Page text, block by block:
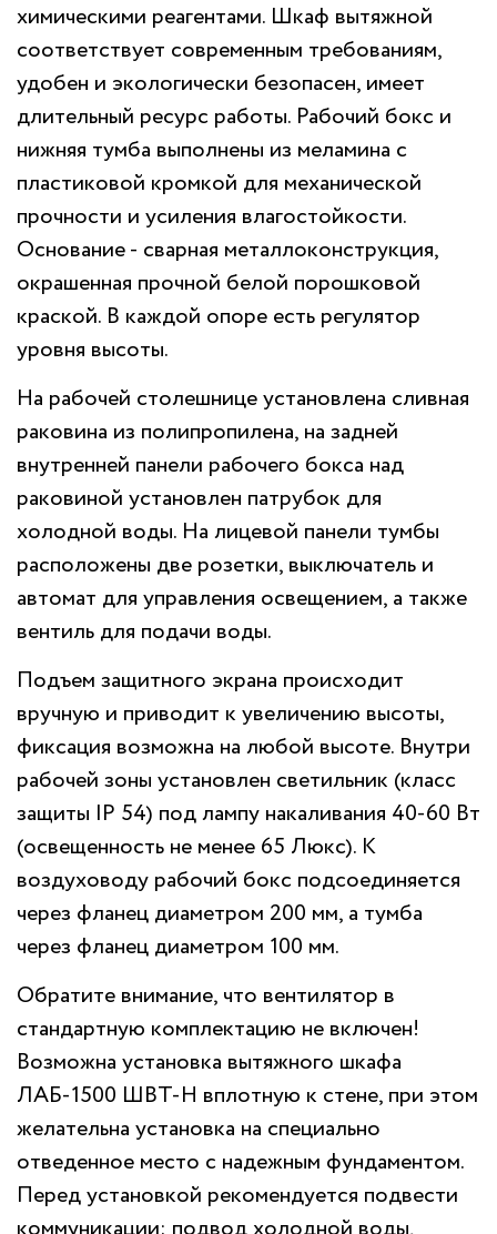
химическими реагентами. Шкаф вытяжной
соответствует современным требованиям,
удобен и экологически безопасен, имеет
длительный ресурс работы. Рабочий бокс и
нижняя тумба выполнены из меламина с
пластиковой кромкой для механической
прочности и усиления влагостойкости.
Основание - сварная металлоконструкция,
окрашенная прочной белой порошковой
краской. В каждой опоре есть регулятор
уровня высоты.
На рабочей столешнице установлена сливная
раковина из полипропилена, на задней
внутренней панели рабочего бокса над
раковиной установлен патрубок для
холодной воды. На лицевой панели тумбы
расположены две розетки, выключатель и
автомат для управления освещением, а также
вентиль для подачи воды.
Подъем защитного экрана происходит
вручную и приводит к увеличению высоты,
фиксация возможна на любой высоте. Внутри
рабочей зоны установлен светильник (класс
защиты IP 54) под лампу накаливания 40-60 Вт
(освещенность не менее 65 Люкс). К
воздуховоду рабочий бокс подсоединяется
через фланец диаметром 200 мм, а тумба
через фланец диаметром 100 мм.
Обратите внимание, что вентилятор в
стандартную комплектацию не включен!
Возможна установка вытяжного шкафа
ЛАБ-1500 ШВТ-Н вплотную к стене, при этом
желательна установка на специально
отведенное место с надежным фундаментом.
Перед установкой рекомендуется подвести